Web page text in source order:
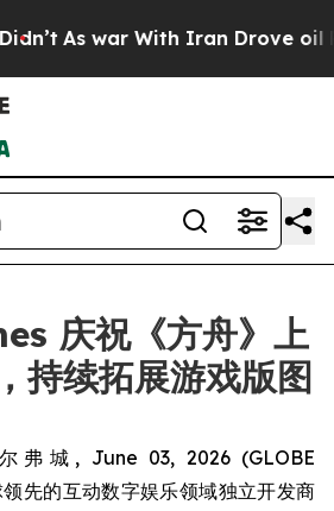
As war With Iran Drove oil
庆祝《方舟》上
持续拓展游戏版图
弗城, June 03, 2026 (GLOBE
先的互动数字娱乐领域独立开发商